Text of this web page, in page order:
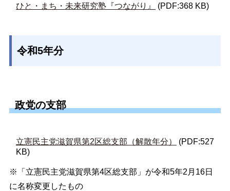
ひと・まち・未来研究塾『つながり』
(PDF:368 KB)
令和5年分
政党の支部
立憲民主党滋賀県第2区総支部（解散年分）
(PDF:527
KB)
※「立憲民主党滋賀県第4区総支部」が令和5年2月16日
に名称変更したもの